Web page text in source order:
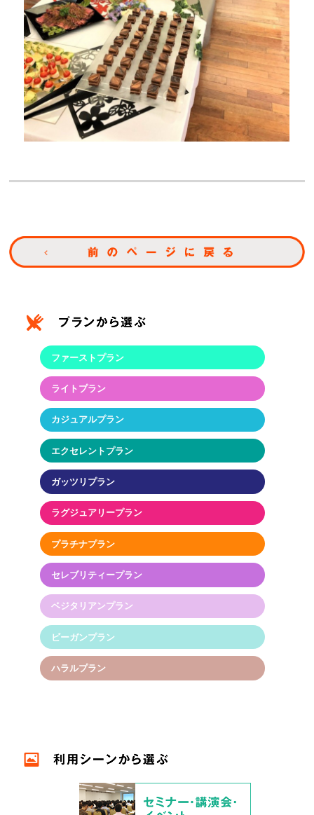
ファーストプラン
ライトプラン
カジュアルプラン
エクセレントプラン
ガッツリプラン
ラグジュアリープラン
プラチナプラン
セレブリティープラン
ベジタリアンプラン
ビーガンプラン
ハラルプラン